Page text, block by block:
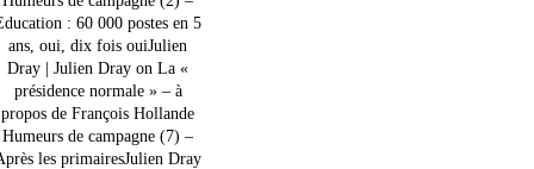
: 60 000 postes en 5
ans, oui, dix fois ouiJulien
Dray | Julien Dray on La «
présidence normale » – à
propos de François Hollande
Humeurs de campagne (7) –
les primairesJulien Dray